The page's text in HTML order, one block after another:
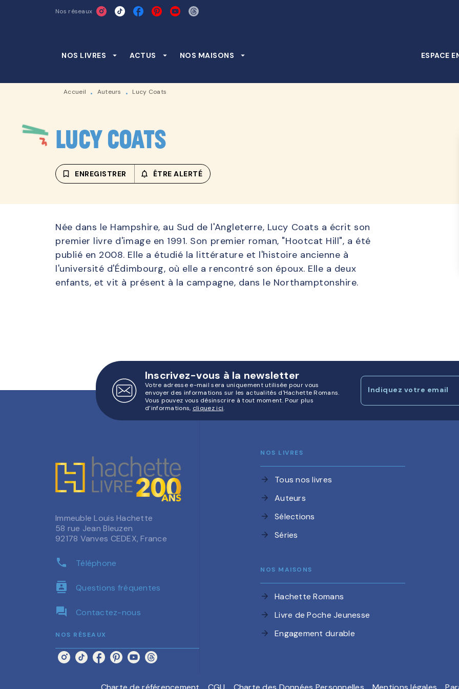
RECHERCHE CONTENU
Nos réseaux
NOS LIVRES arrow_drop_down ACTUS arrow_drop_down NOS MAISONS arrow_drop_down ESPACE
Accueil • Auteurs • Lucy Coats
Lucy Coats
bookmark_border ENREGISTRER notifications_none_outlined
ÊTRE ALERTÉ
Née dans le Hampshire, au Sud de l'Angleterre, Lucy Coats a écrit son
premier livre d'image en 1991. Son premier roman, "Hootcat Hill", a été
publié en 2008. Elle a étudié la littérature et l'histoire ancienne à
l'université d'Édimbourg, où elle a rencontré son époux. Elle a deux
enfants, et vit à présent à la campagne, dans le Northamptonshire.
Inscrivez-vous à la newsletter
Votre adresse e-mail sera uniquement utilisée pour vous
envoyer des informations sur les actualités d'Hachette Romans.
Vous pouvez vous désinscrire à tout moment. Pour plus
d’informations, cliquez ici.
Indiquez votre email
Immeuble Louis Hachette
58 rue Jean Bleuzen
92178 Vanves CEDEX, France
phone Téléphone
contacts Questions fréquentes
question_answer Contactez-nous
NOS RÉSEAUX
NOS LIVRES
arrow_forward Tous nos livres
arrow_forward Auteurs
arrow_forward Sélections
arrow_forward Séries
NOS MAISONS
arrow_forward Hachette Romans
arrow_forward Livre de Poche Jeunesse
arrow_forward Engagement durable